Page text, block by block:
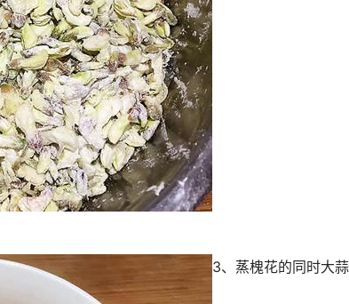
3、蒸槐花的同时大